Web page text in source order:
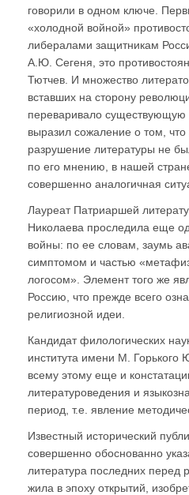
говорили в одном ключе.
«холодной войной»
либералами защитникам
А.Ю. Сегеня, это
Тютчев. И множество
вставших на сторону
переваривало
выразил сожаление о том, что
разрушение литературы не
по его мнению, в нашей
совершенно аналогичная
Лауреат Патриаршей
Николаева проследила еще
войны: по ее словам, заумь
симптомом и частью
логосом». Элемент того же
Россию, что прежде всего
религиозной идеи.
Кандидат филологических
института имени М.
всему этому еще и
литературоведения и
период, т.е. явление
Известный исторический
совершенно обоснованно
литература последних перед
жила в эпоху открытий,